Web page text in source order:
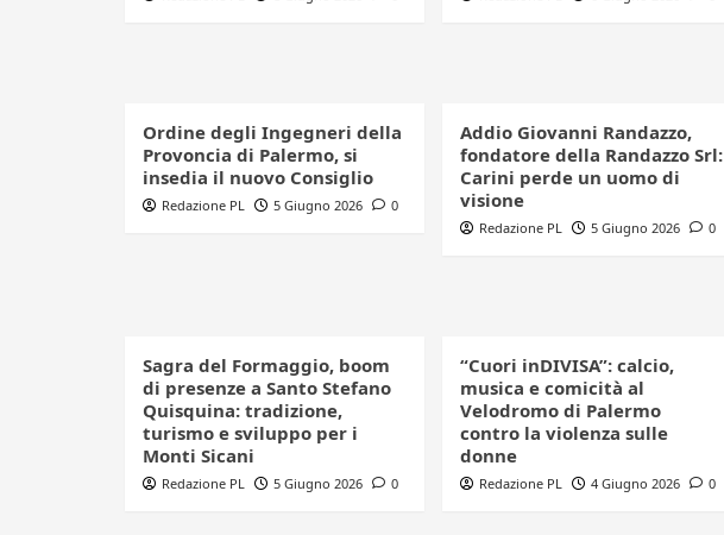
Ordine degli Ingegneri della
Provoncia di Palermo, si
insedia il nuovo Consiglio
Redazione PL 5 Giugno 2026 0
Addio Giovanni Randazzo,
fondatore della Randazzo Srl:
Carini perde un uomo di
visione
Redazione PL 5 Giugno 2026 0
Sagra del Formaggio, boom
di presenze a Santo Stefano
Quisquina: tradizione,
turismo e sviluppo per i
Monti Sicani
Redazione PL 5 Giugno 2026 0
“Cuori inDIVISA”: calcio,
musica e comicità al
Velodromo di Palermo
contro la violenza sulle
donne
Redazione PL 4 Giugno 2026 0